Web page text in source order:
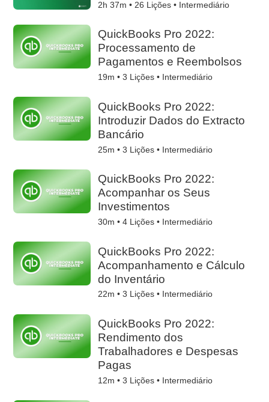
2h 37m • 26 Lições • Intermediário
QuickBooks Pro 2022:
Processamento de
Pagamentos e Reembolsos
19m •3 Lições • Intermediário
QuickBooks Pro 2022:
Introduzir Dados do Extracto
Bancário
25m •3 Lições • Intermediário
QuickBooks Pro 2022:
Acompanhar os Seus
Investimentos
30m •4 Lições • Intermediário
QuickBooks Pro 2022:
Acompanhamento e Cálculo
do Inventário
22m •3 Lições • Intermediário
QuickBooks Pro 2022:
Rendimento dos
Trabalhadores e Despesas
Pagas
12m •3 Lições • Intermediário